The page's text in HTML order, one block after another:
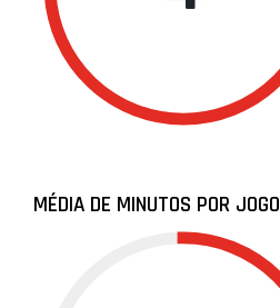
MÉDIA DE MINUTOS POR JOGO